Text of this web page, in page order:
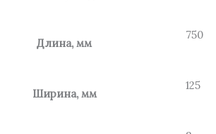
Длина, мм
750
Ширина, мм
125